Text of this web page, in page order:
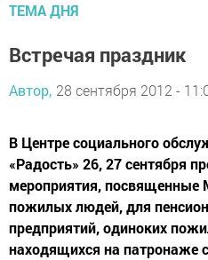
ТЕМА ДНЯ
Встречая праздник
Автор, 28 сентября 2012 -
В Центре социального
«Радость» 26, 27 сентября
мероприятия,
пожилых людей, для
предприятий, одиноких
находящихся на патронаже